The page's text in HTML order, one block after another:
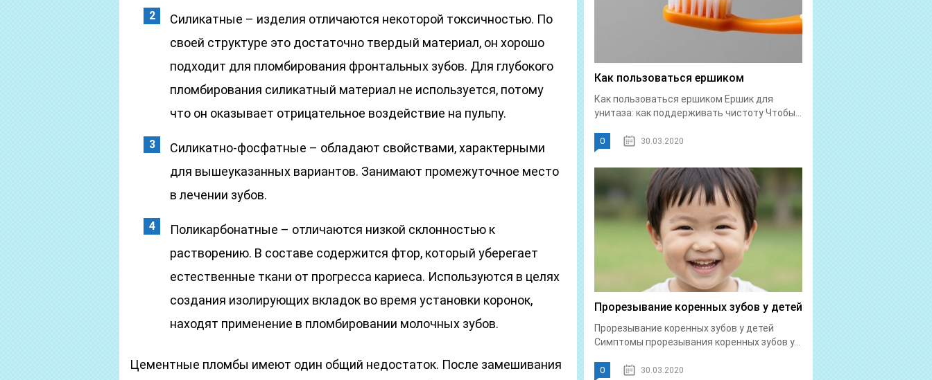
Силикатные – изделия отличаются некоторой токсичностью. По
своей структуре это достаточно твердый материал, он хорошо
подходит для пломбирования фронтальных зубов. Для глубокого
пломбирования силикатный материал не используется, потому
что он оказывает отрицательное воздействие на пульпу.
Силикатно-фосфатные – обладают свойствами, характерными
для вышеуказанных вариантов. Занимают промежуточное место
в лечении зубов.
Поликарбонатные – отличаются низкой склонностью к
растворению. В составе содержится фтор, который уберегает
естественные ткани от прогресса кариеса. Используются в целях
создания изолирующих вкладок во время установки коронок,
находят применение в пломбировании молочных зубов.
Цементные пломбы имеют один общий недостаток. После замешивания
Как пользоваться ершиком
Как пользоваться ершиком Ершик для
унитаза: как поддерживать чистоту Чтобы...
0 30.03.2020
Прорезывание коренных зубов у детей
Прорезывание коренных зубов у детей
Симптомы прорезывания коренных зубов у...
0 30.03.2020